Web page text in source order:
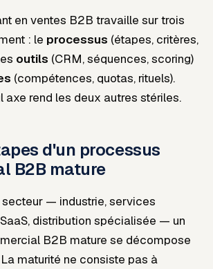
en ventes B2B travaille sur trois
: le processus (étapes, critères,
outils (CRM, séquences, scoring)
(compétences, quotas, rituels).
axe rend les deux autres stériles.
d'un processus
B2B mature
secteur — industrie, services
distribution spécialisée — un
B2B mature se décompose
maturité ne consiste pas à